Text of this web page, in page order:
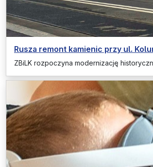
Rusza remont kamienic przy ul.
ZBiLK rozpoczyna modernizację